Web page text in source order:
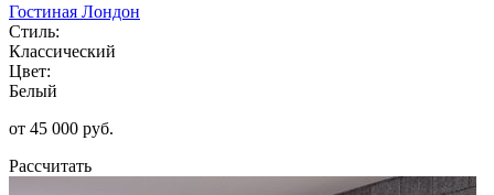
Гостиная Лондон
Стиль:
Классический
Цвет:
Белый
от 45 000 руб.
Рассчитать